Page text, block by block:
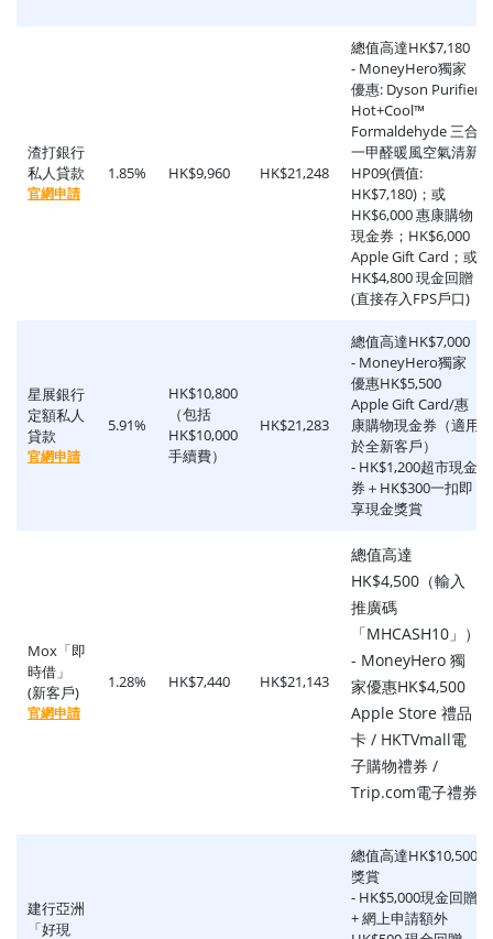
渣打銀行
私人貸款
官網申請
1.85% HK$9,960 HK$21,248
總值高達HK$7,180
- MoneyHero獨家
優惠: Dyson Purifier
Hot+Cool™
Formaldehyde 三合
一甲醛暖風空氣清新
HP09(價值:
HK$7,180)；或
HK$6,000 惠康購物
現金券；HK$6,000
Apple Gift Card；或
HK$4,800 現金回贈
(直接存入FPS戶口)
星展銀行
定額私人
貸款
官網申請
5.91%
HK$10,800
（包括
HK$10,000
手續費）
HK$21,283
總值高達HK$7,000
- MoneyHero獨家
優惠HK$5,500
Apple Gift Card/惠
康購物現金券（適用
於全新客戶）
- HK$1,200超市現金
券＋HK$300一扣即
享現金獎賞
Mox「即
時借」
(新客戶)
官網申請
1.28% HK$7,440 HK$21,143
總值高達
HK$4,500（輸入
推廣碼
「MHCASH10」）
- MoneyHero 獨
家優惠HK$4,500
Apple Store 禮品
卡 / HKTVmall電
子購物禮券 /
Trip.com電子禮券
建行亞洲
「好現
總值高達HK$10,500
獎賞
- HK$5,000現金回贈
+ 網上申請額外